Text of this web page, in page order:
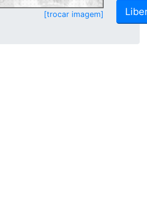
[trocar imagem]